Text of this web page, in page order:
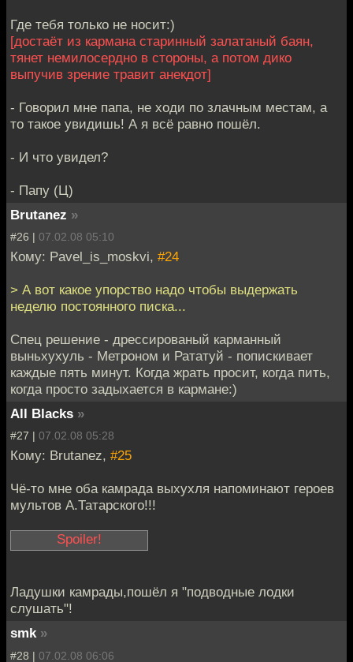
Где тебя только не носит:)
[достаёт из кармана старинный залатаный баян,
тянет немилосердно в стороны, а потом дико
выпучив зрение травит анекдот]
- Говорил мне папа, не ходи по злачным местам, а
то такое увидишь! А я всё равно пошёл.
- И что увидел?
- Папу (Ц)
Brutanez »
#26 | 07.02.08 05:10
Кому: Pavel_is_moskvi, #24
> А вот какое упорство надо чтобы выдержать
неделю постоянного писка...
Спец решение - дрессированый карманный
выньхухуль - Метроном и Рататуй - попискивает
каждые пять минут. Когда жрать просит, когда пить,
когда просто задыхается в кармане:)
All Blacks »
#27 | 07.02.08 05:28
Кому: Brutanez, #25
Чё-то мне оба камрада выхухля напоминают героев
мультов А.Татарского!!!
кричит: хуета,
хуета!!! Из норки
вылезает пушистая
зверушка и говорит:
Ежик! Сколько можно
Ладушки камрады,пошёл я "подводные лодки
слушать"!
smk »
#28 | 07.02.08 06:06